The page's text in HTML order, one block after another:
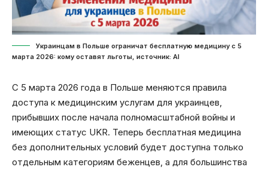
Украинцам в Польше ограничат бесплатную медицину с 5
марта 2026: кому оставят льготы, источник: Al
С 5 марта 2026 года в Польше меняются правила
доступа к медицинским услугам для украинцев,
прибывших после начала полномасштабной войны и
имеющих статус UKR. Теперь бесплатная медицина
без дополнительных условий будет доступна только
отдельным категориям беженцев, а для большинства